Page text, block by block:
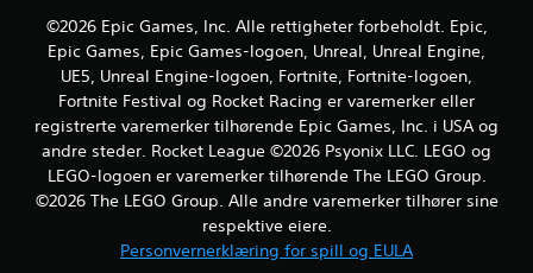
a
v
5
f
r
©2026 Epic Games, Inc. Alle rettigheter forbeholdt. Epic,
Epic Games, Epic Games-logoen, Unreal, Unreal Engine,
UE5, Unreal Engine-logoen, Fortnite, Fortnite-logoen,
Fortnite Festival og Rocket Racing er varemerker eller
registrerte varemerker tilhørende Epic Games, Inc. i USA og
andre steder. Rocket League ©2026 Psyonix LLC. LEGO og
LEGO-logoen er varemerker tilhørende The LEGO Group.
©2026 The LEGO Group. Alle andre varemerker tilhører sine
respektive eiere.
Personvernerklæring for spill og EULA